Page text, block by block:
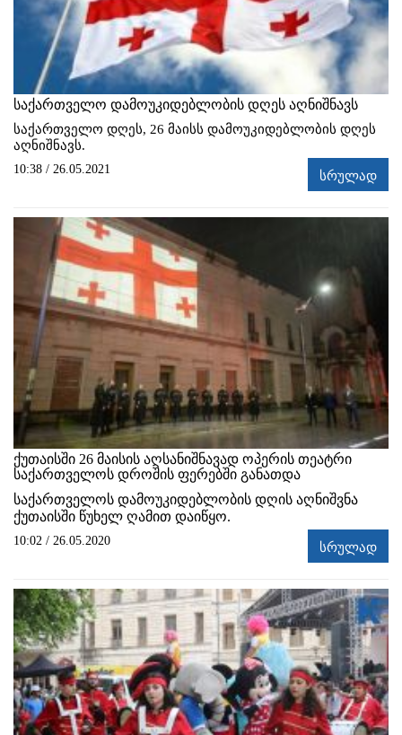
საქართველო დამოუკიდებლობის დღეს აღნიშნავს
საქართველო დღეს, 26 მაისს დამოუკიდებლობის დღეს
აღნიშნავს.
10:38 / 26.05.2021 სრულად
ქუთაისში 26 მაისის აღსანიშნავად ოპერის თეატრი
საქართველოს დროშის ფერებში განათდა
საქართველოს დამოუკიდებლობის დღის აღნიშვნა
ქუთაისში წუხელ ღამით დაიწყო.
10:02 / 26.05.2020 სრულად